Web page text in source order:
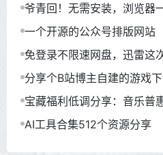
爷青回！无需安装，浏览器
一个开源的公众号排版网站
免登录不限速网盘，迅雷这
分享个B站博主自建的游戏
宝藏福利低调分享：音乐普
歌】
AI工具合集512个资源分享